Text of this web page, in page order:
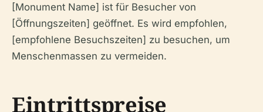
[Monument Name] ist für Besucher von
[Öffnungszeiten] geöffnet. Es wird empfohlen,
[empfohlene Besuchszeiten] zu besuchen, um
Menschenmassen zu vermeiden.
Eintrittspreise